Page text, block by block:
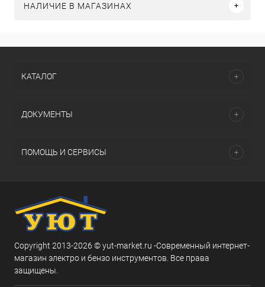
НАЛИЧИЕ В МАГАЗИНАХ
КАТАЛОГ
ДОКУМЕНТЫ
ПОМОЩЬ И СЕРВИСЫ
Copyright 2013-2026 © yut-market.ru -Современный интернет-
магазин электро и бензо инструментов. Все права
защищены.